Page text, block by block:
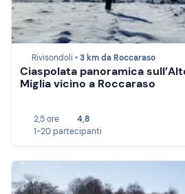
Rivisondoli •3 km da Roccaraso
Ciaspolata panoramica
Miglia vicino a Roccaraso
2,5 ore
4,8
1-20 partecipanti